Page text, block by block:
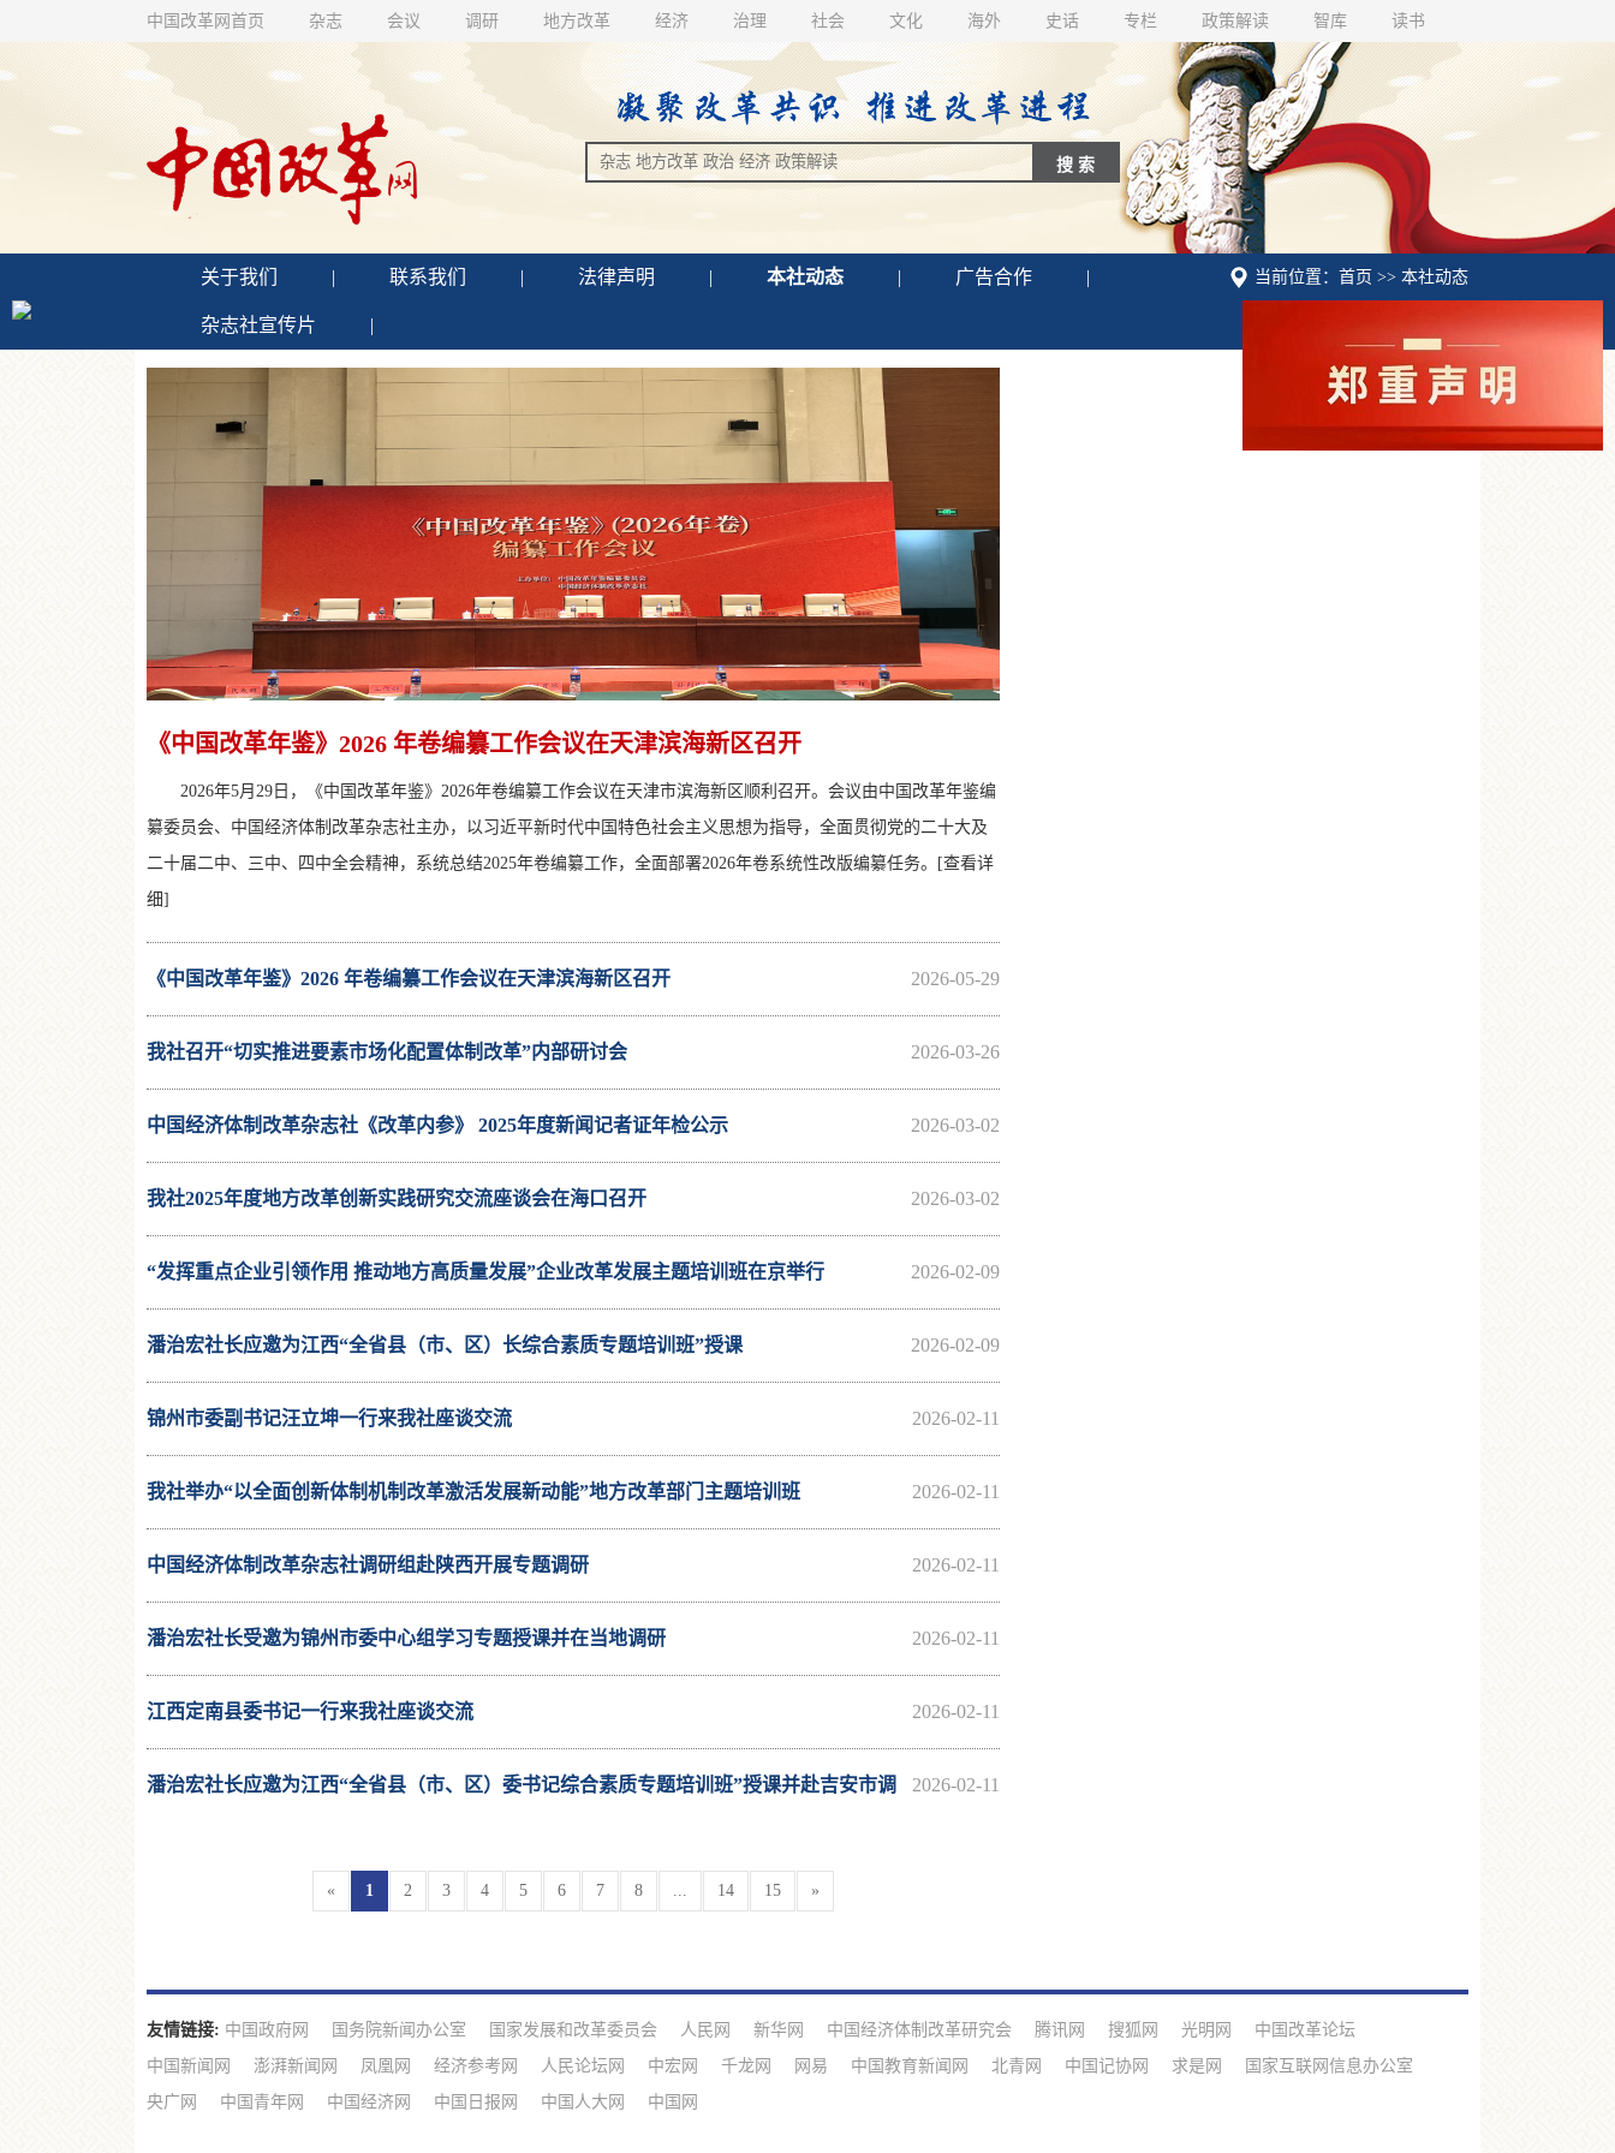
中国改革网首页 杂志 会议 调研 地方改革 经济 治理 社会 文化 海外 史话 专栏 政策解读 智库 读书
当前位置：首页 >> 本社动态
关于我们 | 联系我们 | 法律声明 | 本社动态 | 广告合作 |
杂志社宣传片 |
《中国改革年鉴》2026 年卷编纂工作会议在天津滨海新区召开
2026年5月29日，《中国改革年鉴》2026年卷编纂工作会议在天津市滨海新区顺利召开。会议由中国改革年鉴编
纂委员会、中国经济体制改革杂志社主办，以习近平新时代中国特色社会主义思想为指导，全面贯彻党的二十大及
二十届二中、三中、四中全会精神，系统总结2025年卷编纂工作，全面部署2026年卷系统性改版编纂任务。
[查看详
细]
2026-05-29
《中国改革年鉴》2026 年卷编纂工作会议在天津滨海新区召开
2026-03-26
我社召开“切实推进要素市场化配置体制改革”内部研讨会
2026-03-02
中国经济体制改革杂志社《改革内参》 2025年度新闻记者证年检公示
2026-03-02
我社2025年度地方改革创新实践研究交流座谈会在海口召开
2026-02-09
“发挥重点企业引领作用 推动地方高质量发展”企业改革发展主题培训班在京举行
2026-02-09
潘治宏社长应邀为江西“全省县（市、区）长综合素质专题培训班”授课
2026-02-11
锦州市委副书记汪立坤一行来我社座谈交流
2026-02-11
我社举办“以全面创新体制机制改革激活发展新动能”地方改革部门主题培训班
2026-02-11
中国经济体制改革杂志社调研组赴陕西开展专题调研
2026-02-11
潘治宏社长受邀为锦州市委中心组学习专题授课并在当地调研
2026-02-11
江西定南县委书记一行来我社座谈交流
2026-02-11
潘治宏社长应邀为江西“全省县（市、区）委书记综合素质专题培训班”授课并赴吉安市调
« 1 2 3 4 5 6 7 8 ... 14 15 »
友情链接: 中国政府网 国务院新闻办公室 国家发展和改革委员会 人民网 新华网 中国经济体制改革研究会 腾讯网 搜狐网 光明网
中国改革论坛
中国新闻网
澎湃新闻网 凤凰网 经济参考网 人民论坛网 中宏网 千龙网 网易 中国教育新闻网 北青网 中国记协网 求是网
国家互联网信息办公室
央广网
中国青年网 中国经济网 中国日报网 中国人大网 中国网